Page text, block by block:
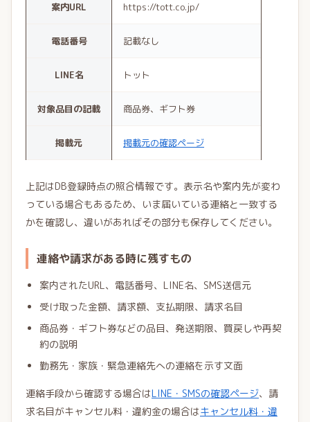
案内URL https://tott.co.jp/
電話番号 記載なし
LINE名 トット
対象品目の記載 商品券、ギフト券
掲載元 掲載元の確認ページ
上記はDB登録時点の照合情報です。表示名や案内先が変わ
っている場合もあるため、いま届いている連絡と一致する
かを確認し、違いがあればその部分も保存してください。
連絡や請求がある時に残すもの
案内されたURL、電話番号、LINE名、SMS送信元
受け取った金額、請求額、支払期限、請求名目
商品券・ギフト券などの品目、発送期限、買戻しや再契
約の説明
勤務先・家族・緊急連絡先への連絡を示す文面
連絡手段から確認する場合はLINE・SMSの確認ページ、請
求名目がキャンセル料・違約金の場合はキャンセル料・違